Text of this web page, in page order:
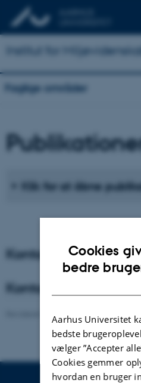
Institut for
Faglige områder
Klik for at åbne
Kontaktpersoner -
Kontaktpersoner -
Revideret 08.05.2025 Anne Winding
Cookies
bedre
Aarhus Universitet
bedste
vælger ”Accepter
Cookies gemmer
hvordan en bruger